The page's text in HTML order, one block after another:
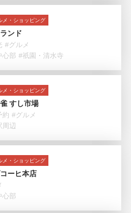
メ・ショッピング
ンド
#グルメ
心部 #祇園・清水寺
メ・ショッピング
すし市場
約 #グルメ
周辺
メ・ショッピング
ーヒ本店
心部